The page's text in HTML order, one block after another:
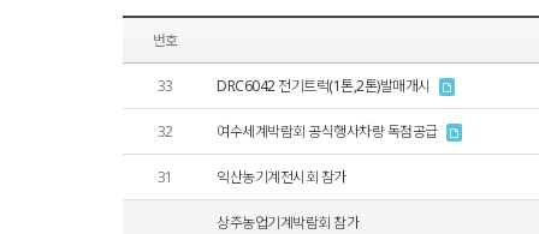
번호
33 DRC6042 전기트럭(1톤,2톤)발매개시
32 여수세계박람회 공식행사차량 독점공급
31 익산농기계전시회 참가
상주농업기계박람회 참가